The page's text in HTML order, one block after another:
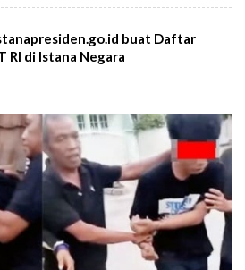
buat Daftar
RI di Istana Negara